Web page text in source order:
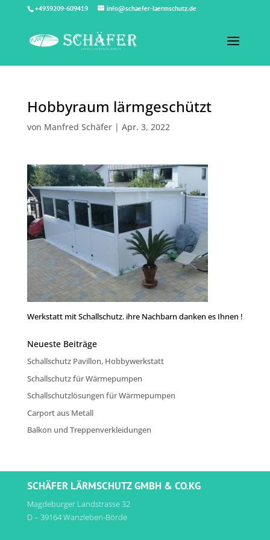
+4939209-609419 info@schaefer-laermschutz.de
Hobbyraum lärmgeschützt
von Manfred Schäfer| Apr. 3, 2022
Werkstatt mit Schallschutz. ihre Nachbarn danken es Ihnen !
Neueste Beiträge
Schallschutz Pavillon, Hobbywerkstatt
Schallschutz für Wärmepumpen
Schallschutzlösungen für Wärmepumpen
Carport aus Metall
Balkon und Treppenverkleidungen
SCHÄFER LÄRMSCHUTZ GMBH & CO.KG
Magdeburger Landstrasse 32
D – 39164 Wanzleben-Börde